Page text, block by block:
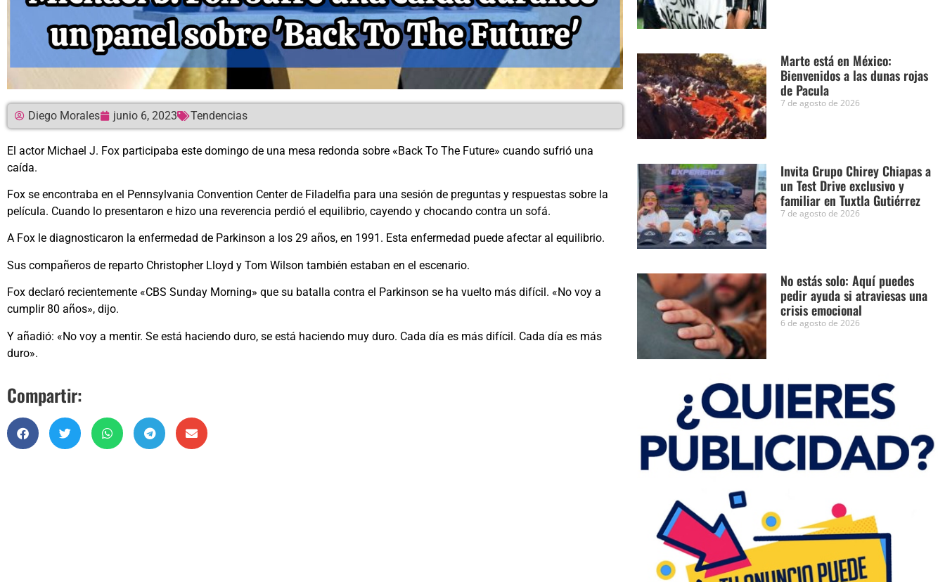
Diego Morales junio 6, 2023 Tendencias
El actor Michael J. Fox participaba este domingo de una mesa redonda sobre «Back To The Future» cuando sufrió una
caída.
Fox se encontraba en el Pennsylvania Convention Center de Filadelfia para una sesión de preguntas y respuestas sobre la
película. Cuando lo presentaron e hizo una reverencia perdió el equilibrio, cayendo y chocando contra un sofá.
A Fox le diagnosticaron la enfermedad de Parkinson a los 29 años, en 1991. Esta enfermedad puede afectar al equilibrio.
Sus compañeros de reparto Christopher Lloyd y Tom Wilson también estaban en el escenario.
Fox declaró recientemente «CBS Sunday Morning» que su batalla contra el Parkinson se ha vuelto más difícil. «No voy a
cumplir 80 años», dijo.
Y añadió: «No voy a mentir. Se está haciendo duro, se está haciendo muy duro. Cada día es más difícil. Cada día es más
duro».
Compartir:
Marte está en México:
Bienvenidos a las dunas rojas
de Pacula
7 de agosto de 2026
Invita Grupo Chirey Chiapas a
un Test Drive exclusivo y
familiar en Tuxtla Gutiérrez
7 de agosto de 2026
No estás solo: Aquí puedes
pedir ayuda si atraviesas una
crisis emocional
6 de agosto de 2026